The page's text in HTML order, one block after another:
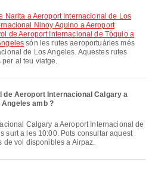
Ninoy Aquino a Aeroport
de Aeroport Internacional de Tòquio a
són les rutes aeroportuàries més
de Los Angeles. Aquestes rutes
al teu viatge.
Aeroport Internacional Calgary a
amb ?
surt a les 10:00. Pots consultar aquest
de vol disponibles a Airpaz.